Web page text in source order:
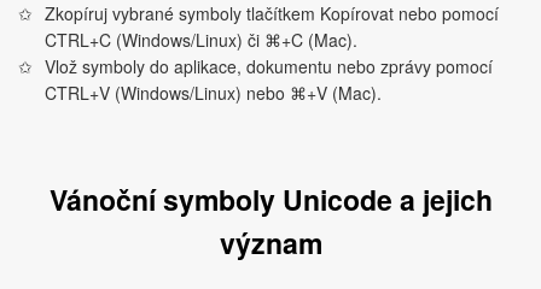
Zkopíruj vybrané symboly tlačítkem Kopírovat nebo pomocí
CTRL+C (Windows/Linux) či ⌘+C (Mac).
Vlož symboly do aplikace, dokumentu nebo zprávy pomocí
CTRL+V (Windows/Linux) nebo ⌘+V (Mac).
Vánoční symboly Unicode a jejich
význam